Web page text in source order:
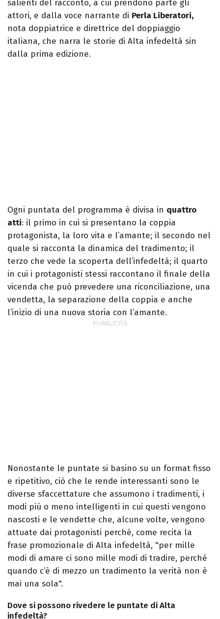
salienti del racconto, a cui prendono parte gli
attori, e dalla voce narrante di Perla Liberatori,
nota doppiatrice e direttrice del doppiaggio
italiana, che narra le storie di Alta infedeltà sin
dalla prima edizione.
Ogni puntata del programma è divisa in quattro
atti: il primo in cui si presentano la coppia
protagonista, la loro vita e l’amante; il secondo nel
quale si racconta la dinamica del tradimento; il
terzo che vede la scoperta dell’infedeltà; il quarto
in cui i protagonisti stessi raccontano il finale della
vicenda che può prevedere una riconciliazione, una
vendetta, la separazione della coppia e anche
l’inizio di una nuova storia con l’amante.
Nonostante le puntate si basino su un format fisso
e ripetitivo, ciò che le rende interessanti sono le
diverse sfaccettature che assumono i tradimenti, i
modi più o meno intelligenti in cui questi vengono
nascosti e le vendette che, alcune volte, vengono
attuate dai protagonisti perché, come recita la
frase promozionale di Alta infedeltà, "per mille
modi di amare ci sono mille modi di tradire, perché
quando c’è di mezzo un tradimento la verità non è
mai una sola".
Dove si possono rivedere le puntate di Alta
infedeltà?